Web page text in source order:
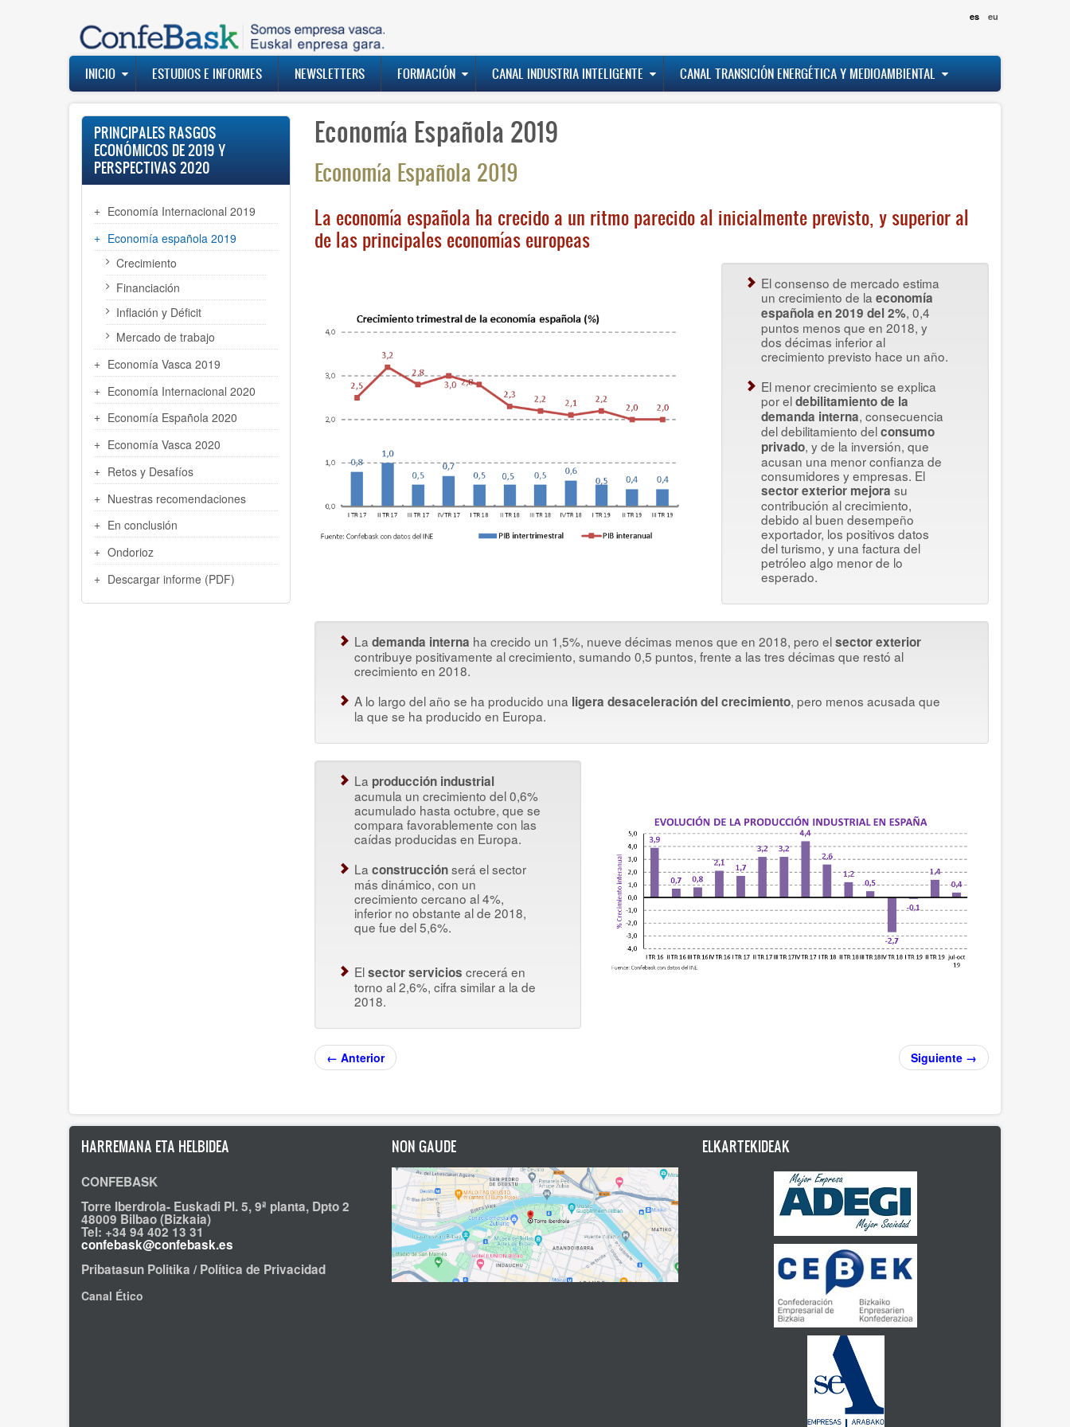
es eu
Navegación
principal
INICIO ESTUDIOS E INFORMES NEWSLETTERS FORMACIÓN CANAL INDUSTRIA INTELIGENTE CANAL TRANSICIÓN ENERGÉTICA Y MEDIOAMBIENTAL
PRINCIPALES RASGOS
ECONÓMICOS DE 2019 Y
PERSPECTIVAS 2020
Economía Internacional 2019
Economía española 2019
Crecimiento
Financiación
Inflación y Déficit
Mercado de trabajo
Economía Vasca 2019
Economía Internacional 2020
Economía Española 2020
Economía Vasca 2020
Retos y Desafíos
Nuestras recomendaciones
En conclusión
Ondorioz
Descargar informe (PDF)
Economía Española 2019
Economía Española 2019
La economía española ha crecido a un ritmo parecido al inicialmente previsto, y superior al
de las principales economías europeas
El consenso de mercado estima
un crecimiento de laeconomía
española en 2019 del 2%, 0,4
puntos menos que en 2018, y
dos décimas inferior al
crecimiento previsto hace un año.
El menor crecimiento se explica
por eldebilitamiento de la
demanda interna, consecuencia
del debilitamiento delconsumo
privado, y de la inversión, que
acusan una menor confianza de
consumidores y empresas. El
sector exterior mejora su
contribución al crecimiento,
debido al buen desempeño
exportador, los positivos datos
del turismo, y una factura del
petróleo algo menor de lo
esperado.
La demanda interna ha crecido un 1,5%, nueve décimas menos que en 2018, pero elsector exterior
contribuye positivamente al crecimiento, sumando 0,5 puntos, frente a las tres décimas que restó al
crecimiento en 2018.
A lo largo del año se ha producido una ligera desaceleración del crecimiento, pero menos acusada que
la que se ha producido en Europa.
La producción industrial
acumula un crecimiento del 0,6%
acumulado hasta octubre, que se
compara favorablemente con las
caídas producidas en Europa.
La construcciónserá el sector
más dinámico, con un
crecimiento cercano al 4%,
inferior no obstante al de 2018,
que fue del 5,6%.
Elsector servicios crecerá en
torno al 2,6%, cifra similar a la de
2018.
← Anterior Siguiente →
HARREMANA ETA HELBIDEA
CONFEBASK
Torre Iberdrola- Euskadi Pl. 5, 9ª planta, Dpto 2
48009 Bilbao (Bizkaia)
Tel: +34 94 402 13 31
confebask@confebask.es
Pribatasun Politika / Política de Privacidad
Canal Ético
NON GAUDE ELKARTEKIDEAK